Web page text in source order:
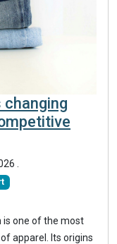
changing
.
is one of the most
apparel. Its origins